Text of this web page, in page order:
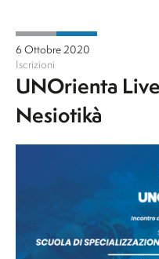
6 Ottobre 2020
Iscrizioni
UNOrienta
Nesiotikà